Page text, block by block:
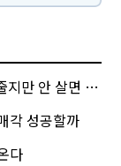
안 살면 2.5배
각 성공할까
다